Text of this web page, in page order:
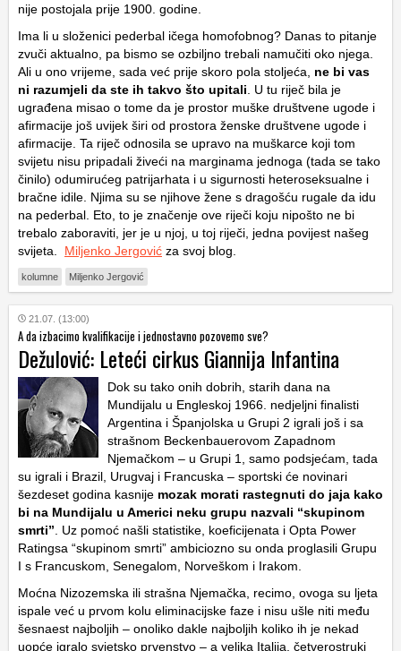
nije postojala prije 1900. godine.
Ima li u složenici pederbal ičega homofobnog? Danas to pitanje
zvuči aktualno, pa bismo se ozbiljno trebali namučiti oko njega.
Ali u ono vrijeme, sada već prije skoro pola stoljeća, ne bi vas
ni razumjeli da ste ih takvo što upitali. U tu riječ bila je
ugrađena misao o tome da je prostor muške društvene ugode i
afirmacije još uvijek širi od prostora ženske društvene ugode i
afirmacije. Ta riječ odnosila se upravo na muškarce koji tom
svijetu nisu pripadali živeći na marginama jednoga (tada se tako
činilo) odumirućeg patrijarhata i u sigurnosti heteroseksualne i
bračne idile. Njima su se njihove žene s dragošću rugale da idu
na pederbal. Eto, to je značenje ove riječi koju nipošto ne bi
trebalo zaboraviti, jer je u njoj, u toj riječi, jedna povijest našeg
svijeta. Miljenko Jergović za svoj blog.
kolumne Miljenko Jergović
21.07. (13:00)
A da izbacimo kvalifikacije i jednostavno pozovemo sve?
Dežulović: Leteći cirkus Giannija Infantina
Dok su tako onih dobrih, starih dana na
Mundijalu u Engleskoj 1966. nedjeljni finalisti
Argentina i Španjolska u Grupi 2 igrali još i sa
strašnom Beckenbauerovom Zapadnom
Njemačkom – u Grupi 1, samo podsjećam, tada
su igrali i Brazil, Urugvaj i Francuska – sportski će novinari
šezdeset godina kasnije mozak morati rastegnuti do jaja kako
bi na Mundijalu u Americi neku grupu nazvali “skupinom
smrti”. Uz pomoć našli statistike, koeficijenata i Opta Power
Ratingsa “skupinom smrti” ambiciozno su onda proglasili Grupu
I s Francuskom, Senegalom, Norveškom i Irakom.
Moćna Nizozemska ili strašna Njemačka, recimo, ovoga su ljeta
ispale već u prvom kolu eliminacijske faze i nisu ušle niti među
šesnaest najboljih – onoliko dakle najboljih koliko ih je nekad
uopće igralo svjetsko prvenstvo – a velika Italija, četverostruki